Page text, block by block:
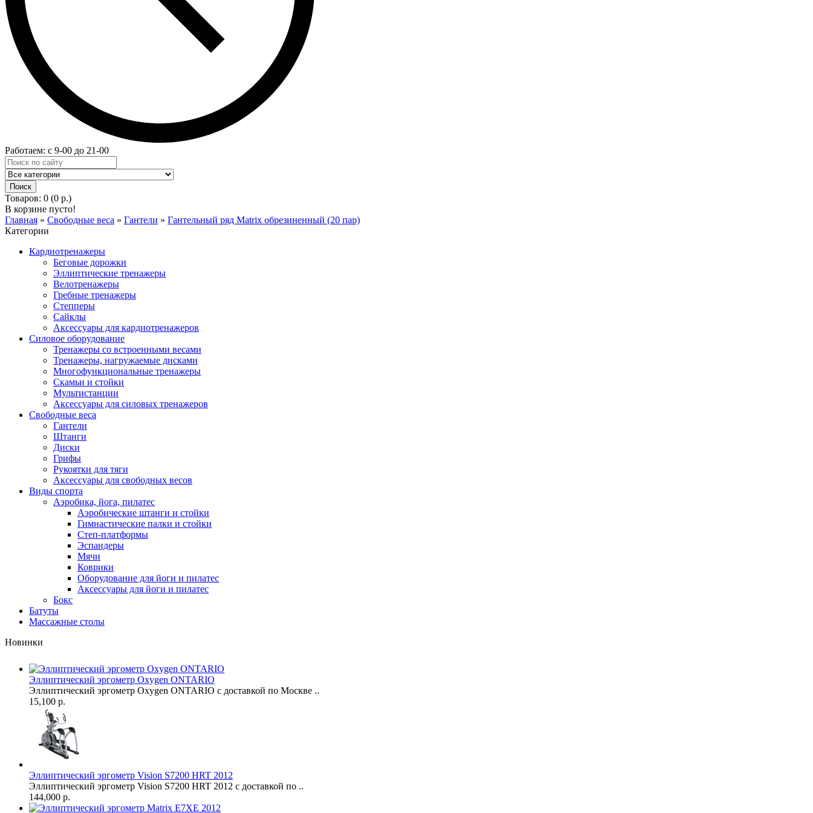
Работаем: с 9-00 до 21-00
Товаров: 0 (0 р.)
В корзине пусто!
Главная » Свободные веса » Гантели » Гантельный ряд Matrix обрезиненный (20 пар)
Категории
Кардиотренажеры
Беговые дорожки
Эллиптические тренажеры
Велотренажеры
Гребные тренажеры
Степперы
Сайклы
Аксессуары для кардиотренажеров
Силовое оборудование
Тренажеры со встроенными весами
Тренажеры, нагружаемые дисками
Многофункциональные тренажеры
Скамьи и стойки
Мультистанции
Аксессуары для силовых тренажеров
Свободные веса
Гантели
Штанги
Диски
Грифы
Рукоятки для тяги
Аксессуары для свободных весов
Виды спорта
Аэробика, йога, пилатес
Аэробические штанги и стойки
Гимнастические палки и стойки
Степ-платформы
Эспандеры
Мячи
Коврики
Оборудование для йоги и пилатес
Аксессуары для йоги и пилатес
Бокс
Батуты
Массажные столы
Новинки
Эллиптический эргометр Oxygen ONTARIO
Эллиптический эргометр Oxygen ONTARIO с доставкой по Москве ..
15,100 р.
Эллиптический эргометр Vision S7200 HRT 2012
Эллиптический эргометр Vision S7200 HRT 2012 с доставкой по ..
144,000 р.